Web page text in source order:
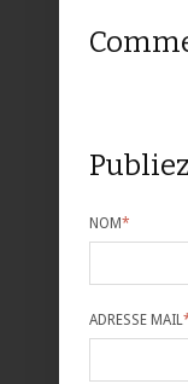
NOM*
ADRESSE MAIL